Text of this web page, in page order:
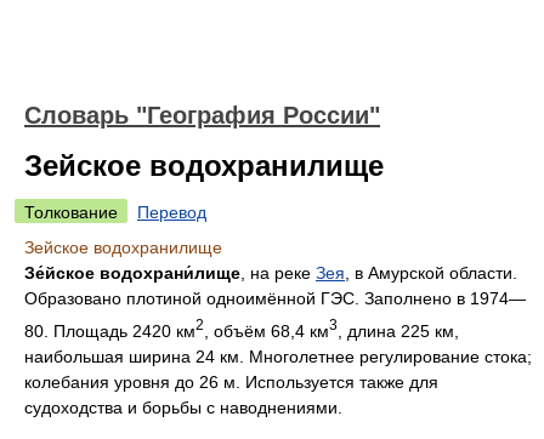
Словарь "География России"
Зейское водохранилище
Толкование
Перевод
Зейское водохранилище
Зе́йское водохрани́лище , на реке Зея , в Амурской области.
Образовано плотиной одноимённой ГЭС. Заполнено в 1974—
80. Площадь 2420 км2 , объём 68,4 км3
, длина 225 км,
наибольшая ширина 24 км. Многолетнее регулирование стока;
колебания уровня до 26 м. Используется также для
судоходства и борьбы с наводнениями.